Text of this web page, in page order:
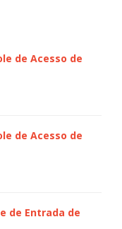
de Acesso de
de Acesso de
de Entrada de